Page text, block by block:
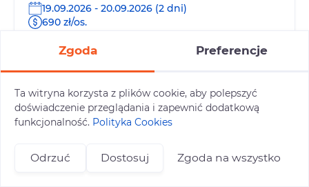
19.09.2026 - 20.09.2026 (2 dni)
690 zł/os.
Zgoda Preferencje
Ta witryna korzysta z plików cookie, aby polepszyć
doświadczenie przeglądania i zapewnić dodatkową
funkcjonalność. Polityka Cookies
Odrzuć Dostosuj Zgoda na wszystko